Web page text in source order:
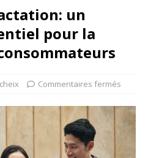
un
pour la
Commentaires fermés